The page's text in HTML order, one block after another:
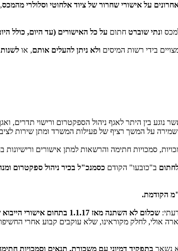
על אישורי שחרור של ציוד אלחוטי וסלולרי מהמכס
ונתי שוברט חתום על כל האישורים (עד היום, כולל
בידי רשות המיסים ולא ניתן להעלים אותם, או
המבני שאושר באגפי המשרד, אשר נוגע בין היתר לאגף ניהול
על המשך רציף של פעילות המשרד ומתן שירות
סמכויות חתימה והרשאות למתן אישורים
ב"כובעו" הקודם כסמנכ"ל בכיר ניהול ספקטרום
הקודמת.
שכלום לא השתנה מאז 1.1.17 בתחום אישורי הייבוא של ציוד אלחוטי וסלולרי במשרד התקשורת
אולי, לחלק מקוראינו, שלא עוקבים קבוע אחרי
נשאר בתפקיד דמיוני עם משכורת, תנאים וסמכויות